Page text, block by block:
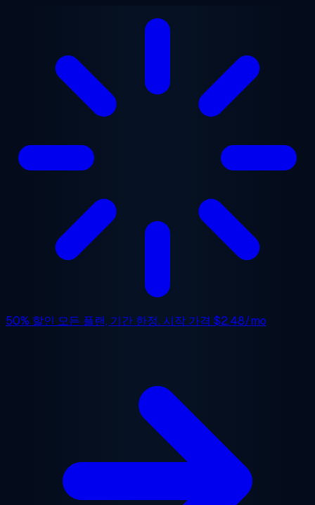
50% 할인 모든 플랜, 기간 한정. 시작 가격 $2.48/mo